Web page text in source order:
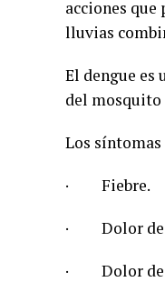
acciones
lluvias
El dengue es
del mosquito
Los
· Fiebre.
· Dolor de
· Dolor de